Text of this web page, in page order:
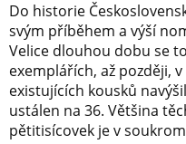
Do historie
svým příběhem a výší
Velice dlouhou dobu se
exemplářích, až později,
existujících kousků
ustálen na 36. Většina
pětitisícovek je v